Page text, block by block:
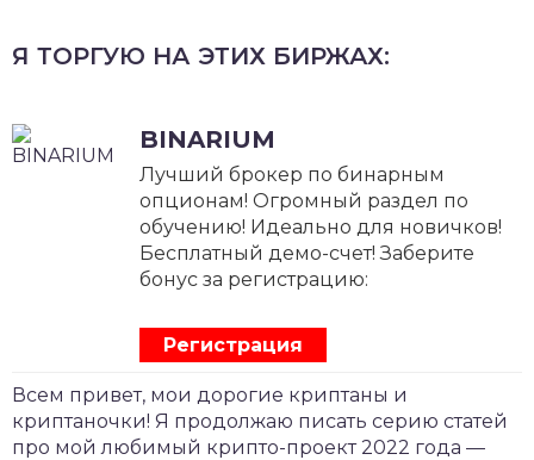
Я ТОРГУЮ НА ЭТИХ БИРЖАХ:
BINARIUM
Лучший брокер по бинарным
опционам! Огромный раздел по
обучению! Идеально для новичков!
Бесплатный демо-счет! Заберите
бонус за регистрацию:
Регистрация
Всем привет, мои дорогие криптаны и
криптаночки! Я продолжаю писать серию статей
про мой любимый крипто-проект 2022 года —